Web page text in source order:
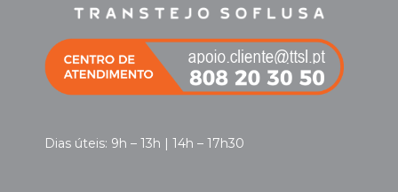
Dias úteis: 9h – 13h | 14h – 17h30